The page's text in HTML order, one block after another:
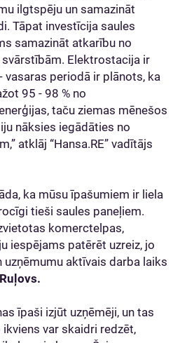
ilgtspēju un samazināt
Tāpat investīcija saules
samazināt atkarību no
Elektrostacija ir
periodā ir plānots, ka
95 - 98 % no
taču ziemas mēnešos
nāksies iegādāties no
atklāj “Hansa.RE” vadītājs
ka mūsu īpašumiem ir liela
tieši saules paneļiem.
komerctelpas,
iespējams patērēt uzreiz, jo
uzņēmumu aktīvais darba laiks
Ruļovs.
īpaši izjūt uzņēmēji, un tas
var skaidri redzēt,